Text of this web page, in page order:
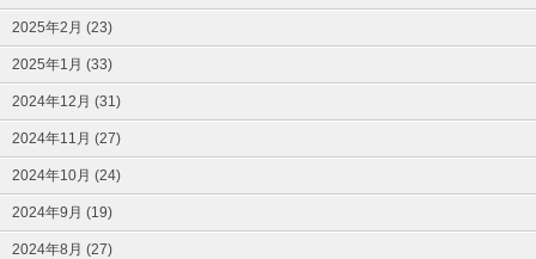
2025年2月 (23)
2025年1月 (33)
2024年12月 (31)
2024年11月 (27)
2024年10月 (24)
2024年9月 (19)
2024年8月 (27)